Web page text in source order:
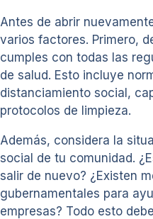
Antes de abrir
varios factores. Primero,
cumples con todas las
de salud. Esto incluye
distanciamiento social,
protocolos de limpieza.
Además, considera la
social de tu comunidad.
salir de nuevo? ¿Existen
gubernamentales para
empresas? Todo esto